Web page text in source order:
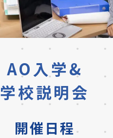
AO入学&
学校説明会
開催日程